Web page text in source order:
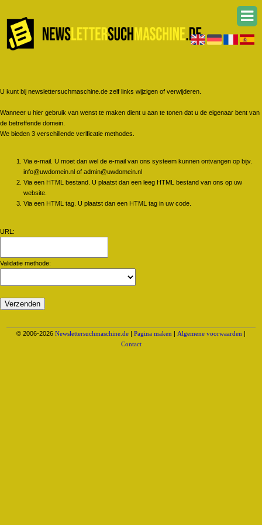
U kunt bij newslettersuchmaschine.de zelf links wijzigen of verwijderen.
Wanneer u hier gebruik van wenst te maken dient u aan te tonen dat u de eigenaar bent van
de betreffende domein.
We bieden 3 verschillende verificatie methodes.
Via e-mail. U moet dan wel de e-mail van ons systeem kunnen ontvangen op bijv.
info@uwdomein.nl of admin@uwdomein.nl
Via een HTML bestand. U plaatst dan een leeg HTML bestand van ons op uw
website.
Via een HTML tag. U plaatst dan een HTML tag in uw code.
URL:
Validatie methode:
© 2006-2026 Newslettersuchmaschine.de | Pagina maken | Algemene voorwaarden |
Contact